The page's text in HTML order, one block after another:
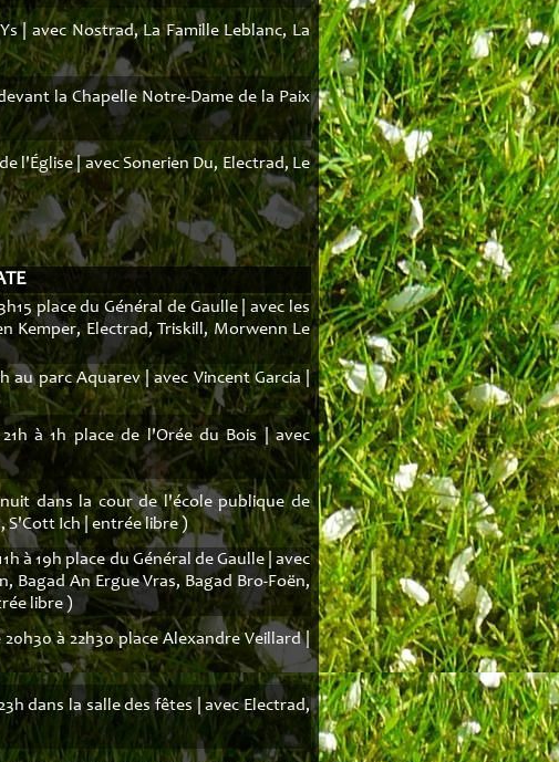
| avec Nostrad, La Famille Leblanc, La
la Chapelle Notre-Dame de la Paix
l'Église | avec Sonerien Du, Electrad, Le
place du Général de Gaulle | avec les
Kemper, Electrad, Triskill, Morwenn Le
au parc Aquarev | avec Vincent Garcia |
à 1h place de l'Orée du Bois | avec
dans la cour de l'école publique de
S'Cott Ich | entrée libre )
à 19h place du Général de Gaulle | avec
Bagad An Ergue Vras, Bagad Bro-Foën,
libre )
à 22h30 place Alexandre Veillard |
dans la salle des fêtes | avec Electrad,